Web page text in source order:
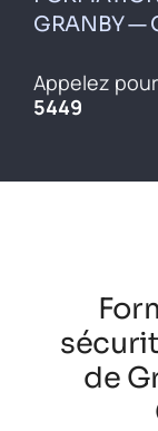
English
GRANBY —
Appelez
5449
de